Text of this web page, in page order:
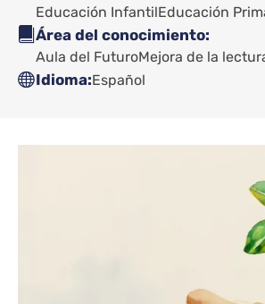
Educación InfantilEducación
Área del conocimiento
Aula del FuturoMejora de la
Idioma Español